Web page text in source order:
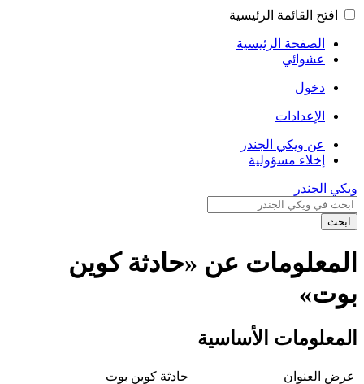
افتح القائمة الرئيسية
الصفحة الرئيسية
عشوائي
دخول
الإعدادات
عن ويكي الجندر
إخلاء مسؤولية
ويكي الجندر
ابحث
المعلومات عن «حادثة كوين
بوت»
المعلومات الأساسية
عرض العنوان
حادثة كوين بوت